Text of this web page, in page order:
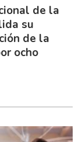
de la
su
de la
ocho